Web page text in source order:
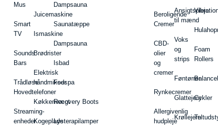
Mus
Smart
TV
Sounds
Bars
Trådløse
Hovedtelefoner
Streaming-
enheder
Juicemaskine
Ismaskine
Brødrister
Elektrisk
håndmikser
Køkkenvægt
Kogeplade
Dampsauna
Saunatæppe
Dampsauna
Isbad
Fodspa
Recovery Boots
Lysterapilamper
Beroligende
Cremer
CBD-
olier
og
cremer
Rynkecremer
Allergivenlig
hudpleje
Ansigtspleje
til mænd
Voks
og
strips
Føntørrer
Glattejern
Krøllejern
Foam
Rollers
Cykler